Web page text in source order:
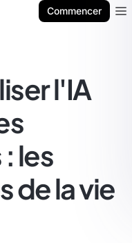
Commencer
l'IA
les
de la vie